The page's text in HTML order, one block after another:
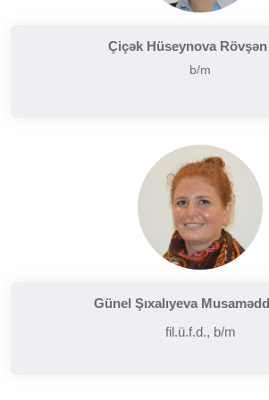
Çiçək Hüseynova Rövşən
b/m
Günel Şıxalıyeva
fil.ü.f.d., b/m